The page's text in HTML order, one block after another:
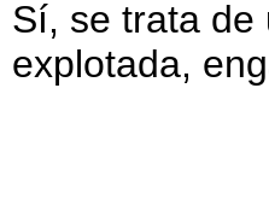
Sí, se trata de
explotada,